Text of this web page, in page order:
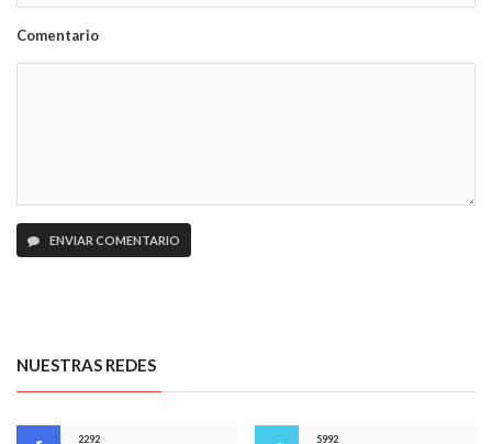
Comentario
ENVIAR COMENTARIO
NUESTRAS REDES
2292 5992